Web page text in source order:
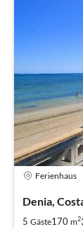
Ferienhaus
Denia,
5 Gäste170 m2